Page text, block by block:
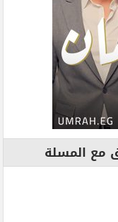
مع المسلة